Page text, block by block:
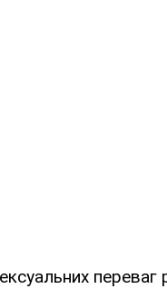
переваг